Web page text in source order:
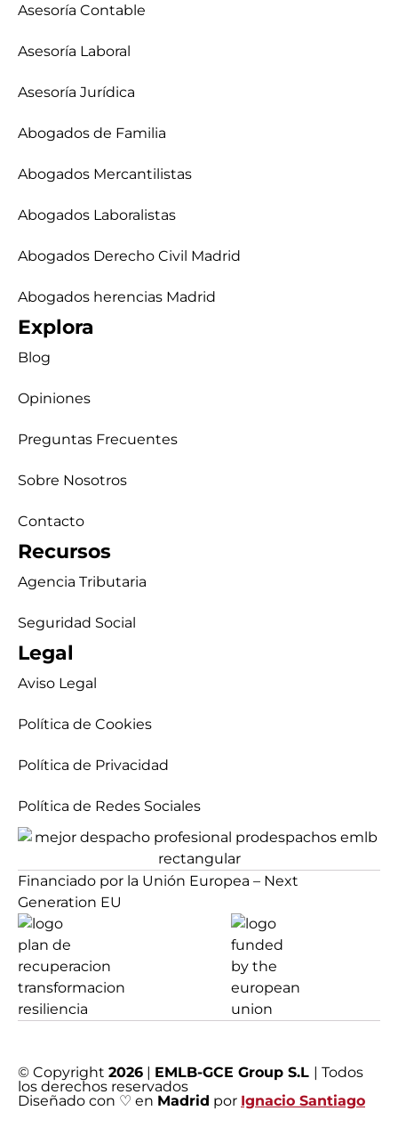
Asesoría Contable
Asesoría Laboral
Asesoría Jurídica
Abogados de Familia
Abogados Mercantilistas
Abogados Laboralistas
Abogados Derecho Civil Madrid
Abogados herencias Madrid
Explora
Blog
Opiniones
Preguntas Frecuentes
Sobre Nosotros
Contacto
Recursos
Agencia Tributaria
Seguridad Social
Legal
Aviso Legal
Política de Cookies
Política de Privacidad
Política de Redes Sociales
Financiado por la Unión Europea – Next
Generation EU
© Copyright 2026 | EMLB-GCE Group S.L | Todos
los derechos reservados
Diseñado con ♡ en Madrid por Ignacio Santiago